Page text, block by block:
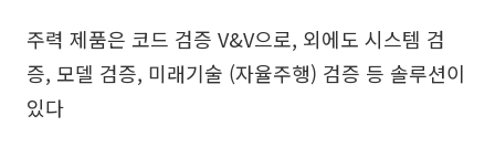
주력 제품은 코드 검증 V&V으로, 외에도 시스템 검
증, 모델 검증, 미래기술 (자율주행) 검증 등 솔루션이
있다